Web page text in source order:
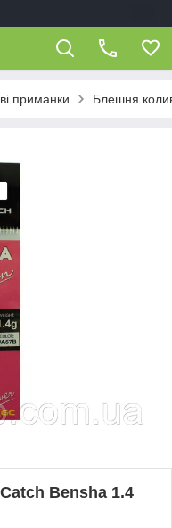
приманки Блешня
Bensha 1.4